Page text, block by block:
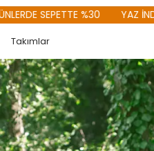
SEPETTE %30 YAZ
Takımlar